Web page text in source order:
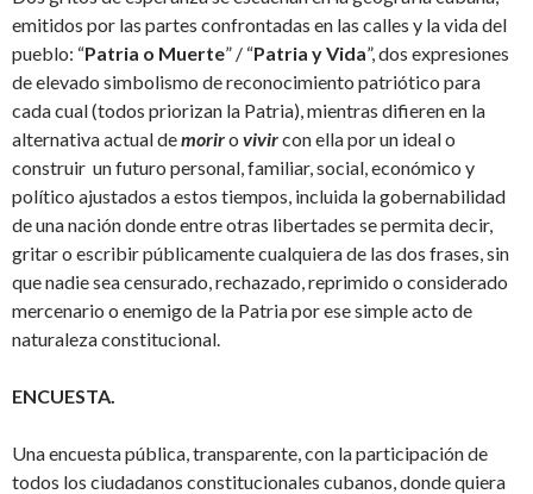
emitidos por las partes confrontadas en las calles y la vida del
pueblo: “Patria o Muerte” / “Patria y Vida”, dos expresiones
de elevado simbolismo de reconocimiento patriótico para
cada cual (todos priorizan la Patria), mientras difieren en la
alternativa actual demoriro vivircon ella por un ideal o
construir un futuro personal, familiar, social, económico y
político ajustados a estos tiempos, incluida la gobernabilidad
de una nación donde entre otras libertades se permita decir,
gritar o escribir públicamente cualquiera de las dos frases, sin
que nadie sea censurado, rechazado, reprimido o considerado
mercenario o enemigo de la Patria por ese simple acto de
naturaleza constitucional.
ENCUESTA.
Una encuesta pública, transparente, con la participación de
todos los ciudadanos constitucionales cubanos, donde quiera